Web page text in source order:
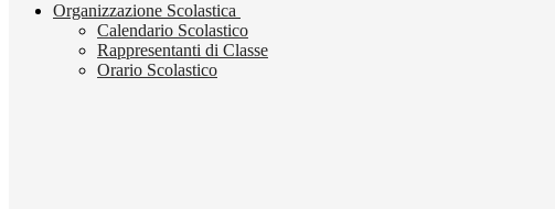
Organizzazione Scolastica
Calendario Scolastico
Rappresentanti di Classe
Orario Scolastico